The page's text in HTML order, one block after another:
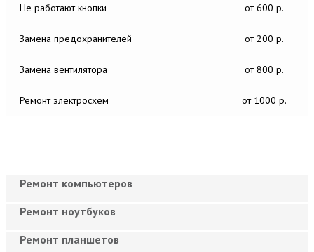
Не работают кнопки от 600 р.
Замена предохранителей от 200 р.
Замена вентилятора от 800 р.
Ремонт электросхем от 1000 р.
Ремонт компьютеров
Ремонт ноутбуков
Ремонт планшетов